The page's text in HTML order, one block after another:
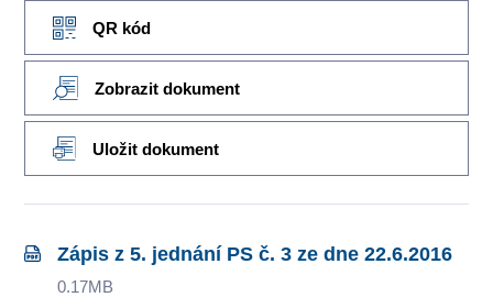
QR kód
Zobrazit dokument
Uložit dokument
Zápis z 5. jednání PS č. 3 ze dne 22.6.2016
0.17MB